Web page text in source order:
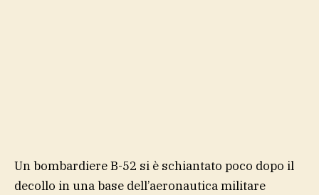
Un bombardiere B-52 si è schiantato poco dopo il
decollo in una base dell’aeronautica militare